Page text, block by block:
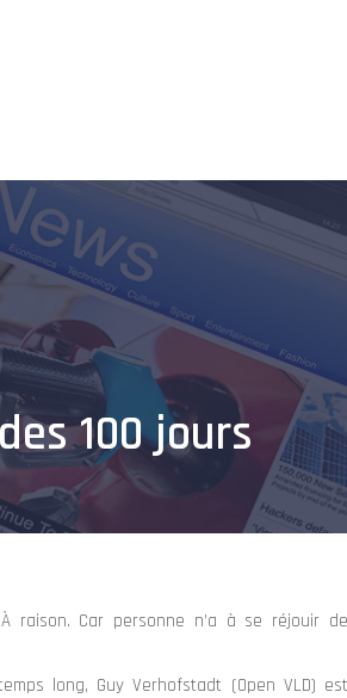
100 jours
raison. Car personne n’a à se réjouir de
long, Guy Verhofstadt (Open VLD) est